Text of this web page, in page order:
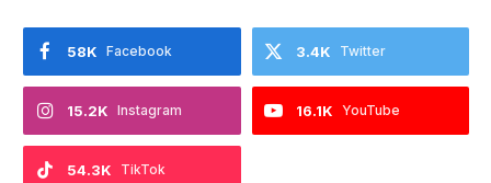
Facebook
58K Twitter
3.4K
Instagram
15.2K YouTube
16.1K
TikTok
54.3K